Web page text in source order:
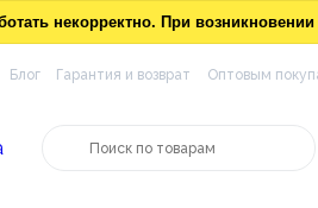
некорректно. При
Блог Гарантия и возврат Оптовым